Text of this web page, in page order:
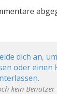
dich an,
oder einen
kein Benutzer